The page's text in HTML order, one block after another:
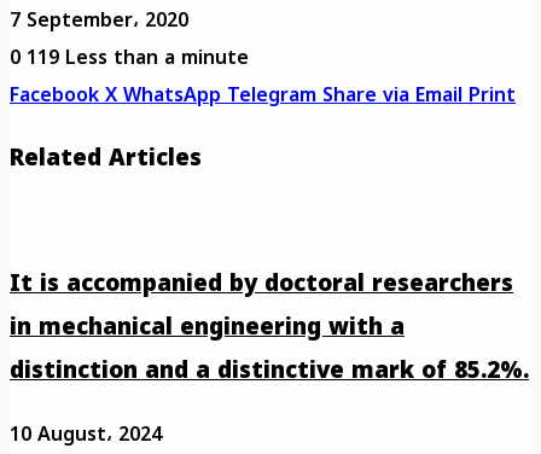
7 September، 2020
0119Less than a minute
FacebookXWhatsAppTelegramShare via EmailPrint
Related Articles
It is accompanied by doctoral researchers
in mechanical engineering with a
distinction and a distinctive mark of 85.2%.
10 August، 2024